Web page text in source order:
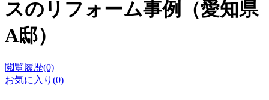
スのリフォーム事例（愛知県
A邸）
閲覧履歴(0)
お気に入り(0)